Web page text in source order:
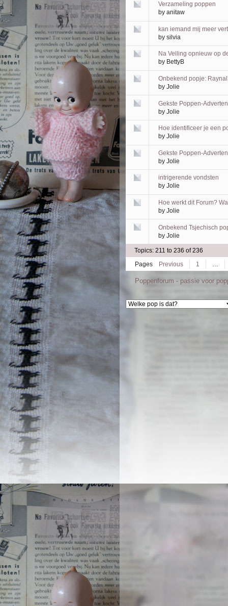
Verzameling poppen
by anitaw
kan iemand mij meer
by silvia
Na Veiling opnieuw op
by BettyB
Onbekend popje:
by Jolie
Gekste Poppen-
by Jolie
Hoe identificeer je een
by Jolie
Gekste Poppen-
by Jolie
intrigerende vondsten
by Jolie
Hoe werkt dit Forum?
by Jolie
Onbekend Tsjechisch
by Jolie
Topics: 211 to 236 of 236
Pages
Previous 1
Poppenforum - passie voor